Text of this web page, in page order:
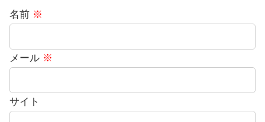
名前 ※
メール ※
サイト